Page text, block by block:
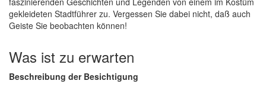
gekleideten Stadtführer zu. Vergessen Sie dabei nicht, daß auch
Geiste Sie beobachten können!
Was ist zu erwarten
Beschreibung der Besichtigung